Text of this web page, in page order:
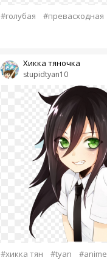
#голубая #превасходная
stupidtyan10
Хикка тяночка
#хикка тян #tyan #anime